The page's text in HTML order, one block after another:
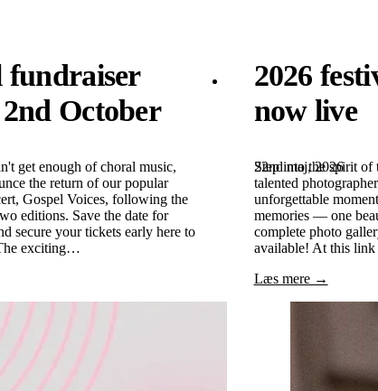
fundraiser
October
get enough of choral music,
the return of our popular
Gospel Voices, following the
editions. Save the date for
secure your tickets early here to
exciting…
2026
now live
22nd maj, 2026
Step into the spirit of
talented
unforgettable
memories — one
complete photo
available! At this
Læs mere →